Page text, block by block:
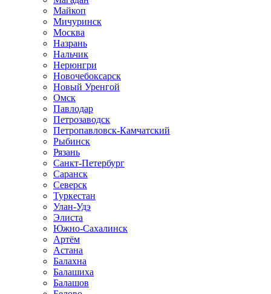
Майкоп
Мичуринск
Москва
Назрань
Нальчик
Нерюнгри
Новочебоксарск
Новый Уренгой
Омск
Павлодар
Петрозаводск
Петропавловск-Камчатский
Рыбинск
Рязань
Санкт-Петербург
Саранск
Северск
Туркестан
Улан-Удэ
Элиста
Южно-Сахалинск
Артём
Астана
Балахна
Балашиха
Балашов